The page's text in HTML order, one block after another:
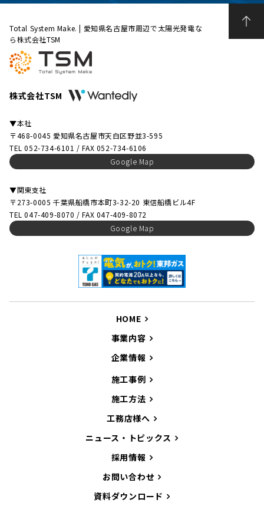
Total System Make. | 愛知県名古屋市周辺で太陽光発電な
ら株式会社TSM
株式会社TSM
▼本社
〒468-0045 愛知県名古屋市天白区野並3-595
TEL 052-734-6101 / FAX 052-734-6106
Google Map
▼関東支社
〒273-0005 千葉県船橋市本町3-32-20 東信船橋ビル4F
TEL 047-409-8070 / FAX 047-409-8072
Google Map
HOME
事業内容
企業情報
施工事例
施工方法
工務店様へ
ニュース・トピックス
採用情報
お問い合わせ
資料ダウンロード